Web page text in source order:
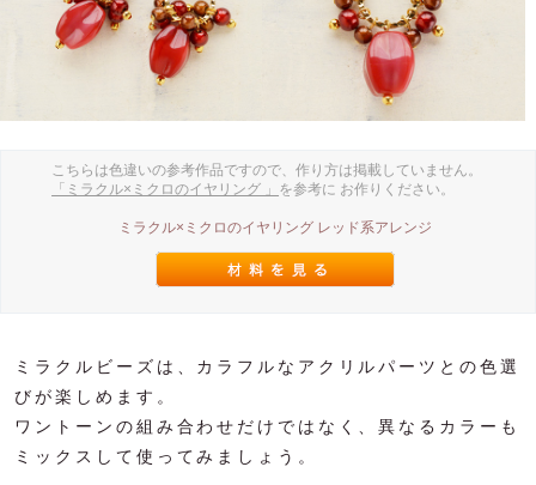
こちらは色違いの参考作品ですので、作り方は掲載していません。
「ミラクル×ミクロのイヤリング 」 を参考に お作りください。
ミラクル×ミクロのイヤリング レッド系アレンジ
ミラクルビーズは、カラフルなアクリルパーツとの色選
びが楽しめます。
ワントーンの組み合わせだけではなく、異なるカラーも
ミックスして使ってみましょう。